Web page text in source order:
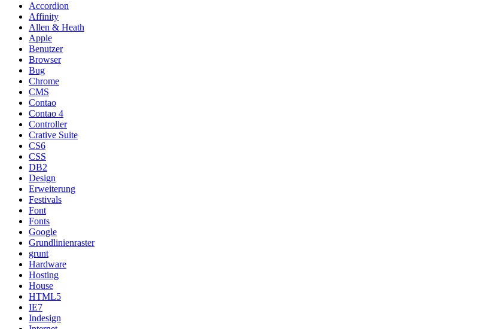
Accordion
Affinity
Allen & Heath
Apple
Benutzer
Browser
Bug
Chrome
CMS
Contao
Contao 4
Controller
Crative Suite
CS6
CSS
DB2
Design
Erweiterung
Festivals
Font
Fonts
Google
Grundlinienraster
grunt
Hardware
Hosting
House
HTML5
IE7
Indesign